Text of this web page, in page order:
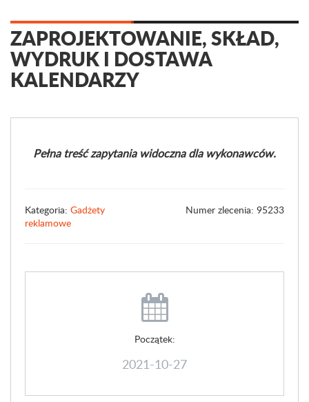
ZAPROJEKTOWANIE, SKŁAD,
WYDRUK I DOSTAWA
KALENDARZY
Pełna treść zapytania widoczna dla wykonawców.
Kategoria: Gadżety
reklamowe
Numer zlecenia: 95233
Początek:
2021-10-27